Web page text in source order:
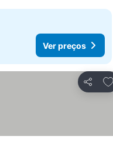
Ver preços